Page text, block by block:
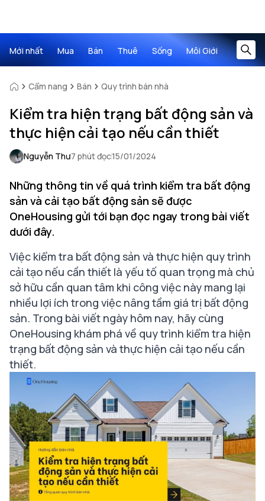
Mới nhất Mua Bán Thuê Sống Môi Giới
Cẩm nang Bán Quy trình bán nhà
Kiểm tra hiện trạng bất động sản và
thực hiện cải tạo nếu cần thiết
Nguyễn Thư7 phút đọc15/01/2024
Những thông tin về quá trình kiểm tra bất động
sản và cải tạo bất động sản sẽ được
OneHousing gửi tới bạn đọc ngay trong bài viết
dưới đây.
Việc kiểm tra bất động sản và thực hiện quy trình
cải tạo nếu cần thiết là yếu tố quan trọng mà chủ
sở hữu cần quan tâm khi công việc này mang lại
nhiều lợi ích trong việc nâng tầm giá trị bất động
sản. Trong bài viết ngày hôm nay, hãy cùng
OneHousing khám phá về quy trình kiểm tra hiện
trạng bất động sản và thực hiện cải tạo nếu cần
thiết.